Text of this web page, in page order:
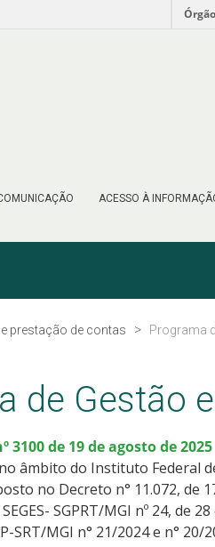
ACESSO À
prestação de contas Programa
de Gestão
3100 de 19 de agosto de 2025
âmbito do Instituto Federal
no Decreto n° 11.072, de
SGPRT/MGI nº 24, de
SRT/MGI n° 21/2024 e n° 20/